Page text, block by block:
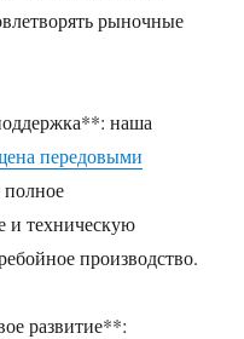
рыночные
наша
передовыми
полное
и техническую
производство.
развитие**: